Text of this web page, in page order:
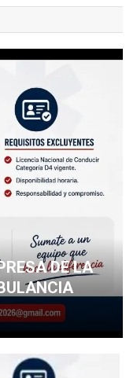
DE LA